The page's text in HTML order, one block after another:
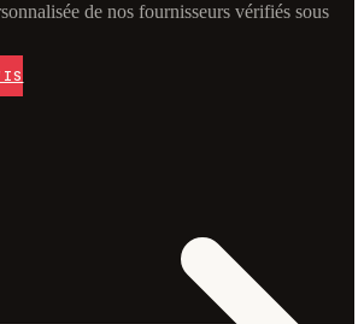
de nos fournisseurs vérifiés sous